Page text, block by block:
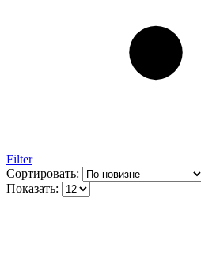
Filter
Сортировать:
Показать: